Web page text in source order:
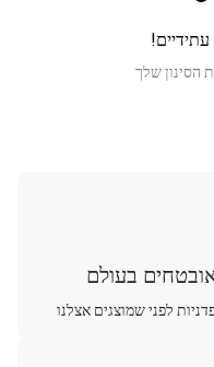
הסינון שלך
בעולם
לפני שמוצגים אצלנו